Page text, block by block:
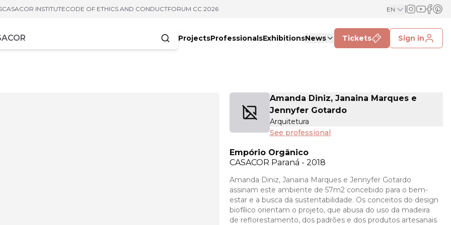
CASACOR INSTITUTECODE OF ETHICS AND CONDUCTFORUM CC 2026 EN
ProjectsProfessionalsExhibitionsNews Tickets Sign in
Amanda Diniz, Janaina Marques e
Jennyfer Gotardo
Arquitetura
See professional
Empório Orgânico
CASACOR Paraná - 2018
Amanda Diniz, Janaina Marques e Jennyfer Gotardo
assinam este ambiente de 57m2 concebido para o bem-
estar e a busca da sustentabilidade. Os conceitos do design
biofílico orientam o projeto, que abusa do uso da madeira
de reflorestamento, dos padrões e dos produtos artesanais